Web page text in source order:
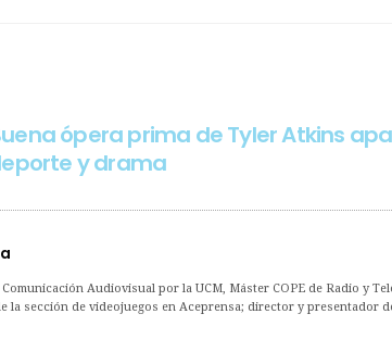
ópera prima de Tyler Atkins
y drama
Audiovisual por la UCM, Máster COPE de Radio y
la sección de videojuegos en Aceprensa; director y presentador